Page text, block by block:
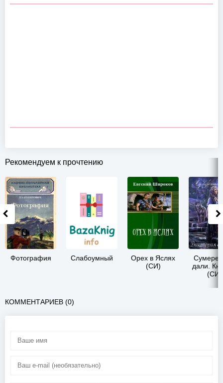
Рекомендуем к прочтению
Фотография Слабоумный
Орех в Яслях
(СИ)
дали.
(СИ)
КОММЕНТАРИЕВ (0)